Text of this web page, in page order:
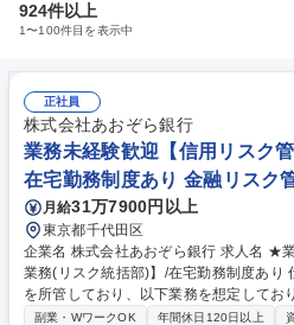
924件以上
1〜100件目を表示中
正社員
株式会社あおぞら銀行
業務未経験歓迎【信用リスク
在宅勤務制度あり 金融リスク
月給31万7900円以上
東京都千代田区
企業名 株式会社あおぞら銀行 求人名 ★業務未経験歓迎【信用リスク管理
業務(リスク統括部)】/在宅勤務制度あり 仕事の内容 信用リスク管理全般
を所管しており、以下業務を想定しております。 【具体的な
取引データの集計 ■自己資本比率規制の
副業・WワークOK 年間休日120日以上